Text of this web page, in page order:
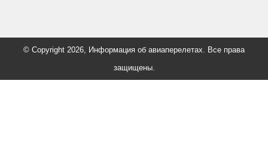
© Copyright 2026, Информация об авиаперелетах. Все права
защищены.